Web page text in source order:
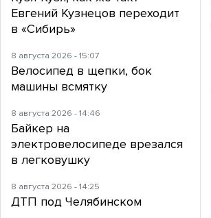
Евгений Кузнецов переходит
в «Сибирь»
8 августа 2026 - 15:07
Велосипед в щепки, бок
машины всмятку
8 августа 2026 - 14:46
Байкер на
электровелосипеде врезался
в легковушку
8 августа 2026 - 14:25
ДТП под Челябинском